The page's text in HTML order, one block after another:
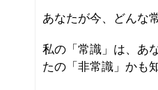
あなたが今、どんな
私の「常識」は、あ
たの「非常識」かも